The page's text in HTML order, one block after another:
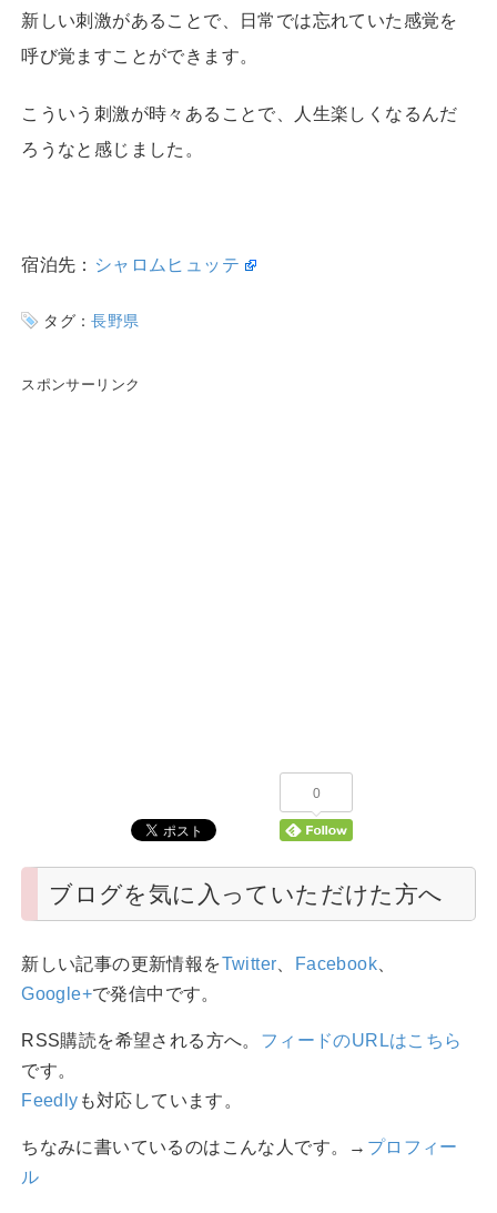
新しい刺激があることで、日常では忘れていた感覚を
呼び覚ますことができます。
こういう刺激が時々あることで、人生楽しくなるんだ
ろうなと感じました。
宿泊先： シャロムヒュッテ
タグ：長野県
スポンサーリンク
0
ブログを気に入っていただけた方へ
新しい記事の更新情報をTwitter Facebook
Google+で発信中です。
RSS購読を希望される方へ。 フィードのURLはこちら
です。
Feedly も対応しています。
ちなみに書いているのはこんな人です。→ プロフィー
ル